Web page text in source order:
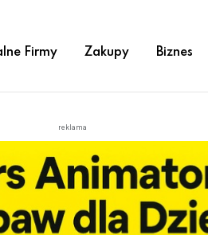
Firmy Zakupy Biznes
reklama